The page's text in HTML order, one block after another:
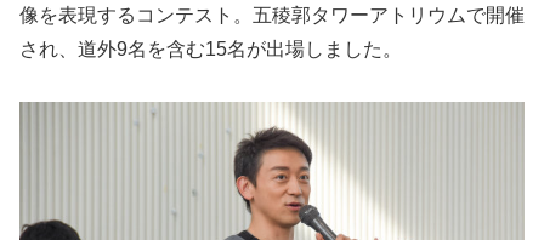
像を表現するコンテスト。五稜郭タワーアトリウムで開催
され、道外9名を含む15名が出場しました。